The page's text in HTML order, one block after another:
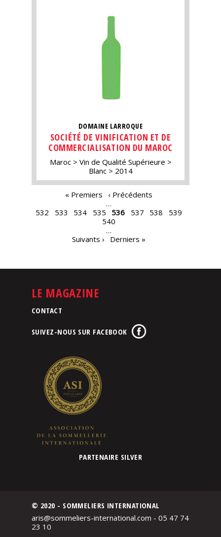
DOMAINE LARROQUE
SOCIÉTÉ DE VINIFICATION ET DE
COMMERCIALISATION DU MAROC
Maroc
Vin de Qualité Supérieure
Blanc
2014
« Premiers
‹ Précédents
…
532
533 534 535 536 537 538
539
540
…
Suivants ›
Derniers »
LE MAGAZINE
CONTACT
SUIVEZ-NOUS SUR FACEBOOK
PARTENAIRE SILVER
© 2020 - SOMMELIERS INTERNATIONAL
aris@sommeliers-international.com - 05 47 74
23 10